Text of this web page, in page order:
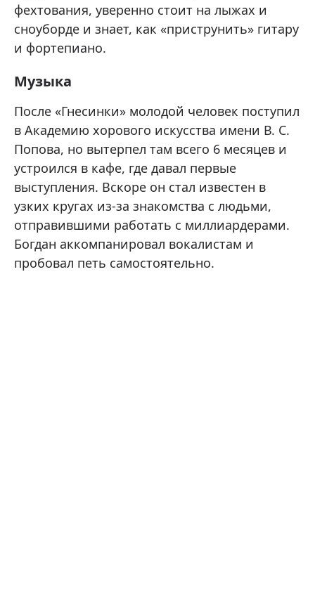
фехтования, уверенно стоит на лыжах и
сноуборде и знает, как «приструнить» гитару
и фортепиано.
Музыка
После «Гнесинки» молодой человек поступил
в Академию хорового искусства имени В. С.
Попова, но вытерпел там всего 6 месяцев и
устроился в кафе, где давал первые
выступления. Вскоре он стал известен в
узких кругах из-за знакомства с людьми,
отправившими работать с миллиардерами.
Богдан аккомпанировал вокалистам и
пробовал петь самостоятельно.